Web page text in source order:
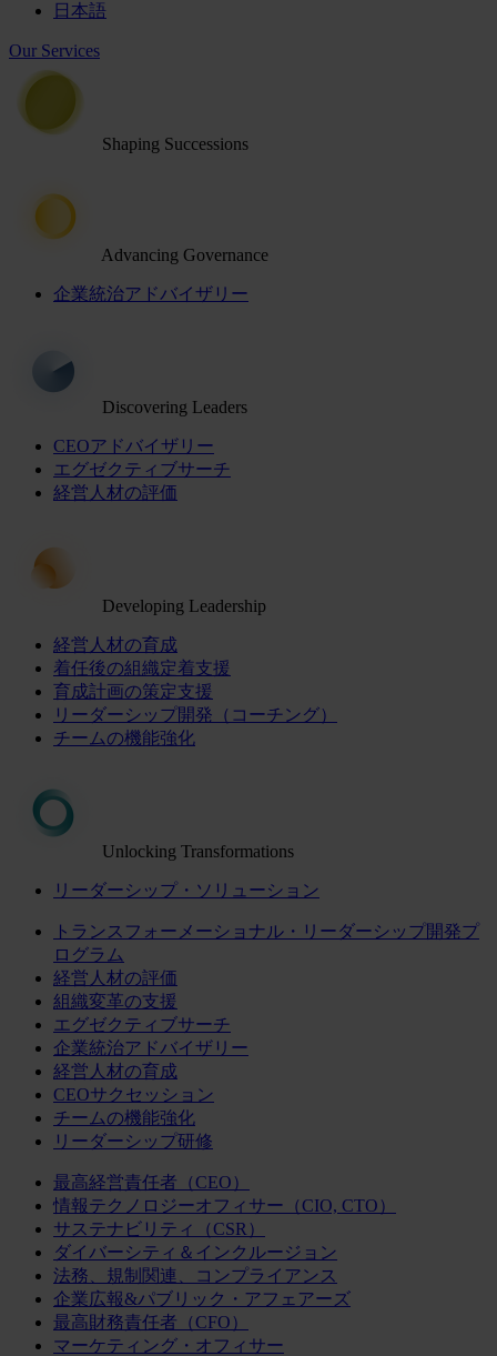
日本語
Our Services
Shaping Successions
Advancing Governance
企業統治アドバイザリー
Discovering Leaders
CEOアドバイザリー
エグゼクティブサーチ
経営人材の評価
Developing Leadership
経営人材の育成
着任後の組織定着支援
育成計画の策定支援
リーダーシップ開発（コーチング）
チームの機能強化
Unlocking Transformations
リーダーシップ・ソリューション
トランスフォーメーショナル・リーダーシップ開発プ
ログラム
経営人材の評価
組織変革の支援
エグゼクティブサーチ
企業統治アドバイザリー
経営人材の育成
CEOサクセッション
チームの機能強化
リーダーシップ研修
最高経営責任者（CEO）
情報テクノロジーオフィサー（CIO, CTO）
サステナビリティ（CSR）
ダイバーシティ＆インクルージョン
法務、規制関連、コンプライアンス
企業広報&パブリック・アフェアーズ
最高財務責任者（CFO）
マーケティング・オフィサー